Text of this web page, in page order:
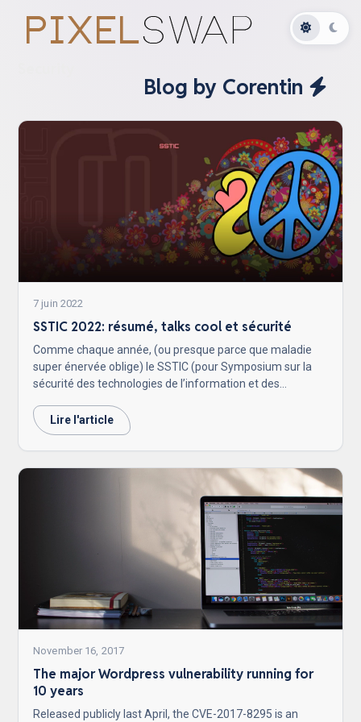
Blog by Corentin
7 juin 2022
SSTIC 2022: résumé, talks cool et sécurité
Comme chaque année, (ou presque parce que maladie
super énervée oblige) le SSTIC (pour Symposium sur la
sécurité des technologies de l’information et des
Rennes (le nouveau chef lieu de la cyber-sécurité en
France (enfin selon les Rennais (et pas Rennois comme
disent certains))).
Lire l'article
November 16, 2017
The major Wordpress vulnerability running for
10 years
Released publicly last April, the CVE-2017-8295 is an